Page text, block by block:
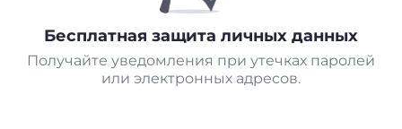
Бесплатная защита личных данных
Получайте уведомления при утечках паролей
или электронных адресов.